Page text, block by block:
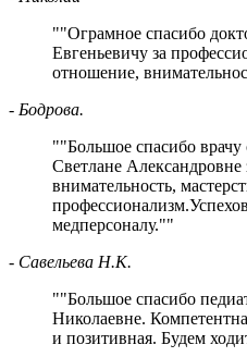
" Ограмное спасибо
Евгеньевичу за
отношение,
- Бодрова.
" Большое спасибо
Светлане Александровне
внимательность,
медперсоналу. "
- Савельева Н.К.
" Большое спасибо
Николаевне.
и позитивная. Будем